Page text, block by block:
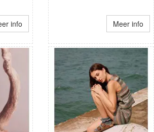
info Meer info